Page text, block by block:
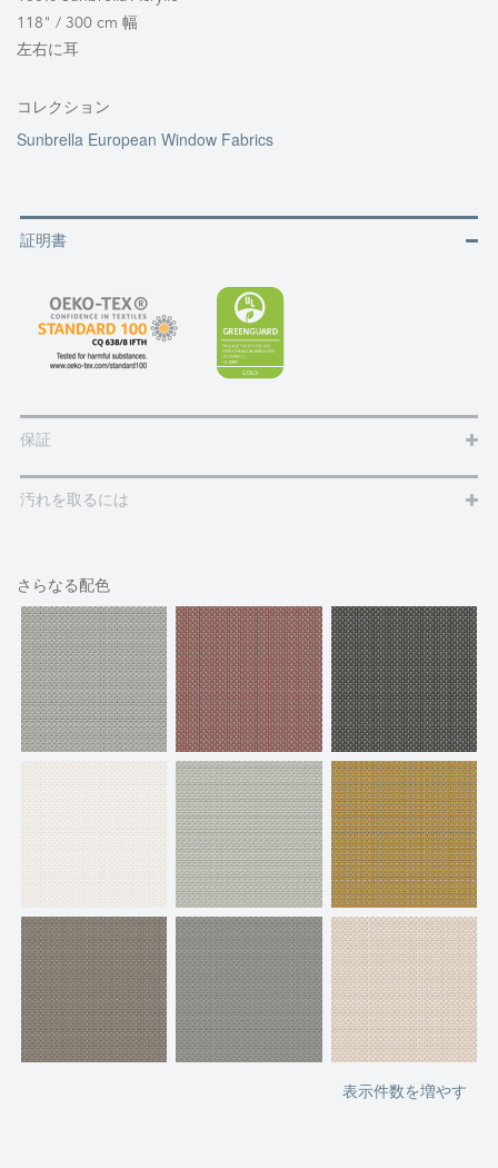
118" / 300 cm 幅
左右に耳
コレクション
Sunbrella European Window Fabrics
証明書
保証
汚れを取るには
さらなる配色
表示件数を増やす